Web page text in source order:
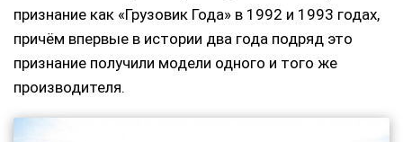
признание как «Грузовик Года» в 1992 и 1993 годах,
причём впервые в истории два года подряд это
признание получили модели одного и того же
производителя.